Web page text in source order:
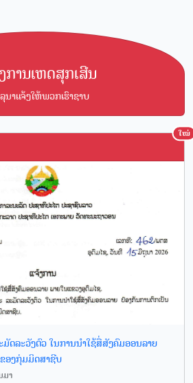
ການເຫດສຸກເສີນ
ນາແຈ້ງໃຫ້ພວກເຮົາຊາບ
ໃໝ່
ດລະວັງຕົວ ໃນການນໍາໃຊ້ສື່ສັງຄົມອອນລາຍ
ອງກຸ່ມມິດສາຊີບ
ມາ